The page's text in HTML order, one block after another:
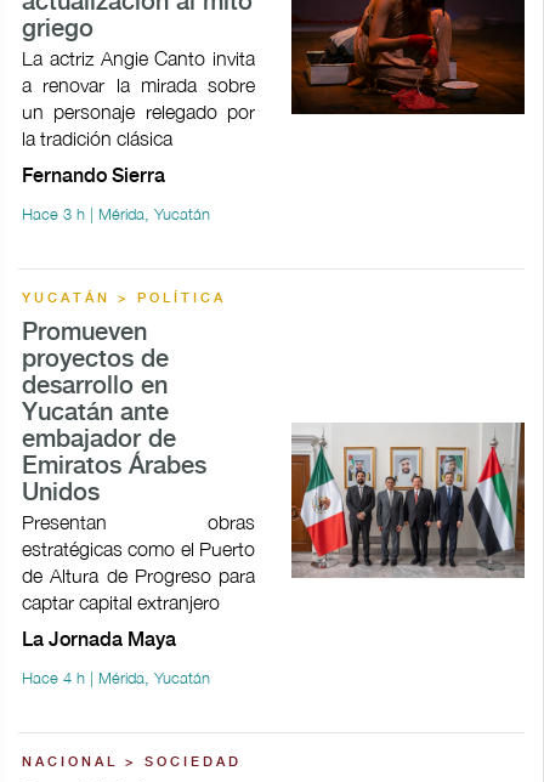
griego
La actriz Angie Canto invita
a renovar la mirada sobre
un personaje relegado por
la tradición clásica
Fernando Sierra
Hace 3 h | Mérida, Yucatán
YUCATÁN > POLÍTICA
Promueven
proyectos de
desarrollo en
Yucatán ante
embajador de
Emiratos Árabes
Unidos
Presentan obras
estratégicas como el Puerto
de Altura de Progreso para
captar capital extranjero
La Jornada Maya
Hace 4 h | Mérida, Yucatán
NACIONAL > SOCIEDAD